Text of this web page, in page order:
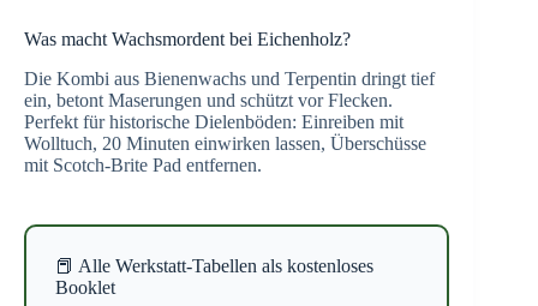
Was macht Wachsmordent bei Eichenholz?
Die Kombi aus Bienenwachs und Terpentin dringt tief
ein, betont Maserungen und schützt vor Flecken.
Perfekt für historische Dielenböden: Einreiben mit
Wolltuch, 20 Minuten einwirken lassen, Überschüsse
mit Scotch-Brite Pad entfernen.
📕 Alle Werkstatt-Tabellen als kostenloses
Booklet